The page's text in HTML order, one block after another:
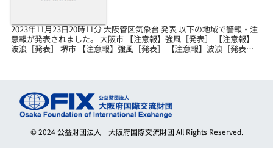
2023年11月23日20時11分 大阪管区気象台 発表 以下の地域で警報・注
意報が発表されました。 大阪市 【注意報】強風［発表］ 【注意報】
波浪［発表］ 堺市 【注意報】強風［発表］ 【注意報】波浪［発表］
© 2024公益財団法人 大阪府国際交流財団 All Rights Reserved.